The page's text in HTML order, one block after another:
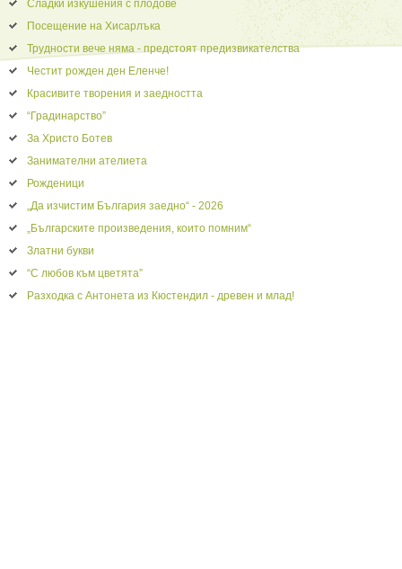
Сладки изкушения с плодове
Посещение на Хисарлъка
Трудности вече няма - предстоят предизвикателства
Честит рожден ден Еленче!
Красивите творения и заедността
“Градинарство”
За Христо Ботев
Занимателни ателиета
Рожденици
„Да изчистим България заедно“ - 2026
„Българските произведения, които помним“
Златни букви
“С любов към цветята”
Разходка с Антонета из Кюстендил - древен и млад!